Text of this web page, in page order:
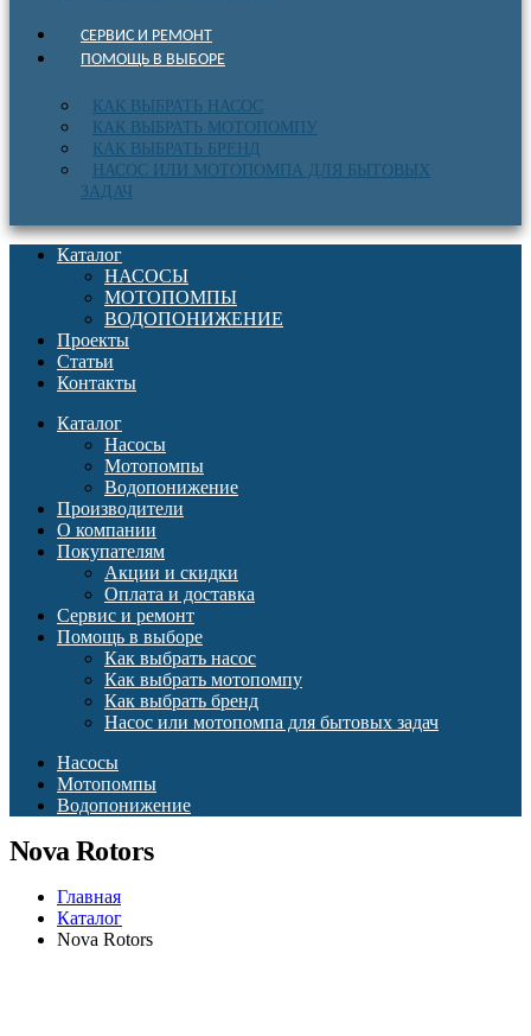
СЕРВИС И РЕМОНТ
ПОМОЩЬ В ВЫБОРЕ
КАК ВЫБРАТЬ НАСОС
КАК ВЫБРАТЬ МОТОПОМПУ
КАК ВЫБРАТЬ БРЕНД
НАСОС ИЛИ МОТОПОМПА ДЛЯ БЫТОВЫХ
ЗАДАЧ
Каталог
НАСОСЫ
МОТОПОМПЫ
ВОДОПОНИЖЕНИЕ
Проекты
Статьи
Контакты
Каталог
Насосы
Мотопомпы
Водопонижение
Производители
О компании
Покупателям
Акции и скидки
Оплата и доставка
Сервис и ремонт
Помощь в выборе
Как выбрать насос
Как выбрать мотопомпу
Как выбрать бренд
Насос или мотопомпа для бытовых задач
Насосы
Мотопомпы
Водопонижение
Nova Rotors
Главная
Каталог
Nova Rotors